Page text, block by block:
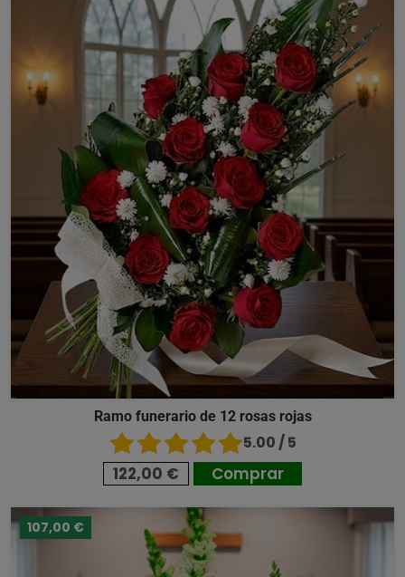
Ramo funerario de 12 rosas rojas
5.00 / 5
122,00 € Comprar
107,00 €